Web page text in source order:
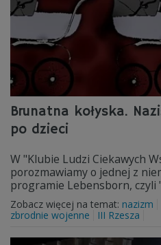
Brunatna kołyska.
po dzieci
W "Klubie Ludzi Ciekawych
porozmawiamy o jednej z
programie Lebensborn, czyli
Zobacz więcej na temat: nazizm
zbrodnie wojenne
III Rzesza